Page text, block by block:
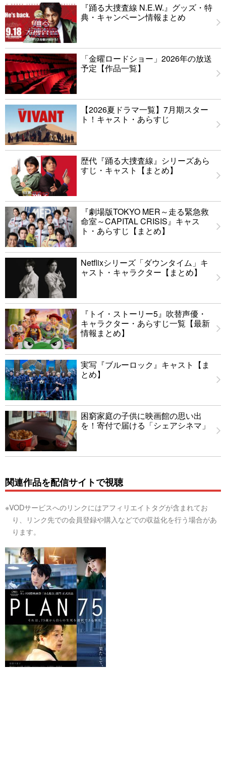
『踊る大捜査線 N.E.W.』グッズ・特
典・キャンペーン情報まとめ
「金曜ロードショー」2026年の放送
予定【作品一覧】
【2026夏ドラマ一覧】7月期スター
ト！キャスト・あらすじ
歴代『踊る大捜査線』シリーズあら
すじ・キャスト【まとめ】
『劇場版TOKYO MER～走る緊急救
命室～CAPITAL CRISIS』キャス
ト・あらすじ【まとめ】
Netflixシリーズ「ダウンタイム」キ
ャスト・キャラクター【まとめ】
『トイ・ストーリー5』吹替声優・
キャラクター・あらすじ一覧【最新
情報まとめ】
実写『ブルーロック』キャスト【ま
とめ】
困窮家庭の子供に映画館の思い出
を！寄付で届ける「シェアシネマ」
関連作品を配信サイトで視聴
※VODサービスへのリンクにはアフィリエイトタグが含まれてお
り、リンク先での会員登録や購入などでの収益化を行う場合があ
ります。